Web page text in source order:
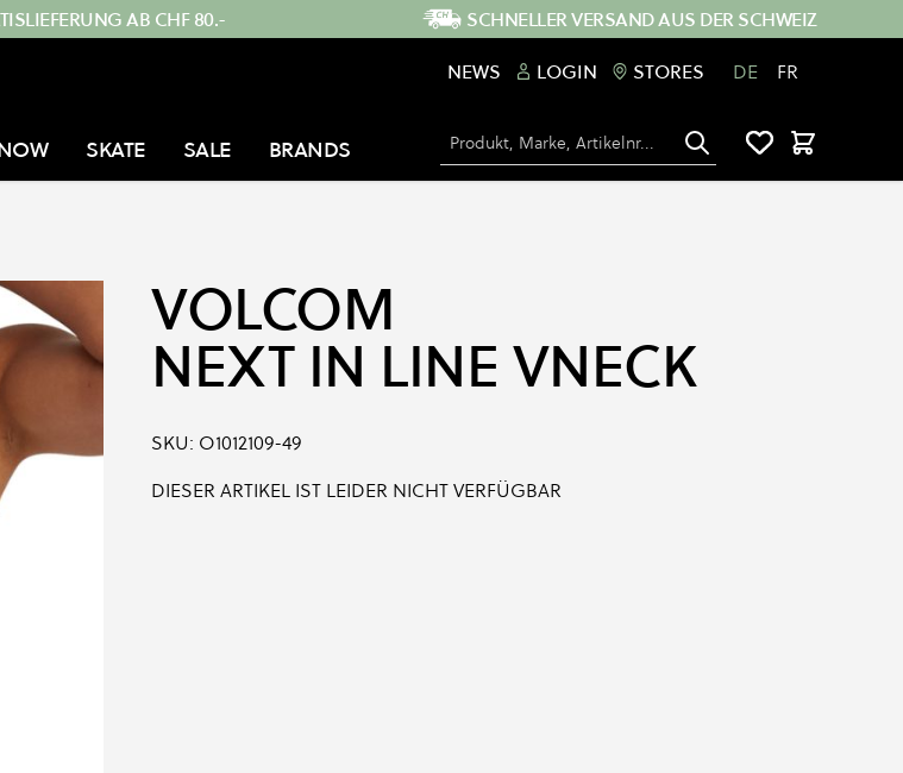
AB CHF 80.-
SCHNELLER VERSAND AUS DER SCHWEIZ
NEWS
LOGIN STORES DE FR
SKATE SALE BRANDS Suche Warenkorb
VOLCOM
NEXT IN LINE VNECK
SKU: O1012109-49
DIESER ARTIKEL IST LEIDER NICHT VERFÜGBAR